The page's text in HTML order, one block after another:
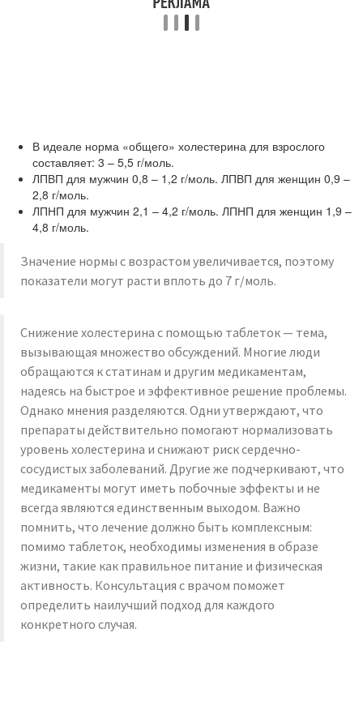
В идеале норма «общего» холестерина для взрослого
составляет: 3 – 5,5 г/моль.
ЛПВП для мужчин 0,8 – 1,2 г/моль. ЛПВП для женщин 0,9 –
2,8 г/моль.
ЛПНП для мужчин 2,1 – 4,2 г/моль. ЛПНП для женщин 1,9 –
4,8 г/моль.
Значение нормы с возрастом увеличивается, поэтому
показатели могут расти вплоть до 7 г/моль.
Снижение холестерина с помощью таблеток — тема,
вызывающая множество обсуждений. Многие люди
обращаются к статинам и другим медикаментам,
надеясь на быстрое и эффективное решение проблемы.
Однако мнения разделяются. Одни утверждают, что
препараты действительно помогают нормализовать
уровень холестерина и снижают риск сердечно-
сосудистых заболеваний. Другие же подчеркивают, что
медикаменты могут иметь побочные эффекты и не
всегда являются единственным выходом. Важно
помнить, что лечение должно быть комплексным:
помимо таблеток, необходимы изменения в образе
жизни, такие как правильное питание и физическая
активность. Консультация с врачом поможет
определить наилучший подход для каждого
конкретного случая.